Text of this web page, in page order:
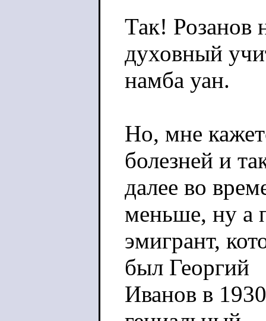
Так! Розанов
духовный
намба уан.
Но, мне
болезней и
далее во
меньше, ну а
эмигрант,
был Георгий
Иванов в